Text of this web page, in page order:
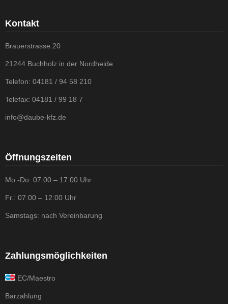
Kontakt
Brauerstrasse.20
21244 Buchholz in der Nordheide
Telefon: 04181 / 94 58 210
Telefax: 04181 / 99 18 7
info@daube-kfz.de
Öffnungszeiten
Mo.-Do: 07:00 – 17:00 Uhr
Fr.: 07:00 – 12:00 Uhr
Samstags: nach Vereinbarung
Zahlungsmöglichkeiten
EC/Maestro
Barzahlung